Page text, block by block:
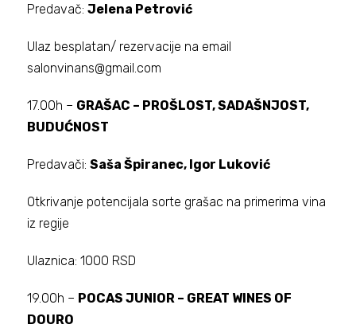
Predavač:Jelena Petrović
Ulaz besplatan/ rezervacije na email
salonvinans@gmail.com
17.00h – GRAŠAC – PROŠLOST, SADAŠNJOST,
BUDUĆNOST
Predavači:Saša Špiranec, Igor Luković
Otkrivanje potencijala sorte grašac na primerima vina
iz regije
Ulaznica: 1000 RSD
19.00h – POCAS JUNIOR – GREAT WINES OF
DOURO